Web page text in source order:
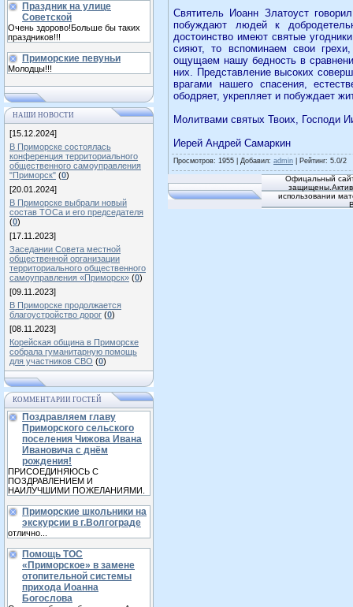
Праздник на улице
Советской
Очень здорово!Больше бы таких
праздников!!!
Приморские певуньи
Молодцы!!!
НАШИ НОВОСТИ
[15.12.2024]
В Приморске состоялась
конференция территориального
общественного самоуправления
"Приморск" (0)
[20.01.2024]
В Приморске выбрали новый
состав ТОСа и его председателя
(0)
[17.11.2023]
Заседании Совета местной
общественной организации
территориального общественного
самоуправления «Приморск» (0)
[09.11.2023]
В Приморске продолжается
благоустройство дорог (0)
[08.11.2023]
Корейская община в Приморске
собрала гуманитарную помощь
для участников СВО (0)
КОММЕНТАРИИ ГОСТЕЙ
Поздравляем главу
Приморского сельского
поселения Чижова Ивана
Ивановича с днём
рождения!
ПРИСОЕДИНЯЮСЬ С
ПОЗДРАВЛЕНИЕМ И
НАИЛУЧШИМИ ПОЖЕЛАНИЯМИ.
Приморские школьники на
экскурсии в г.Волгограде
отлично...
Помощь ТОС
«Приморское» в замене
отопительной системы
прихода Иоанна
Богослова
Святитель Иоанн Златоуст
побуждают людей к
достоинство имеют святые
сияют, то вспоминаем свои
ощущаем нашу бедность в
них. Представление высоких
врагами нашего спасения,
ободряет, укрепляет и побуждает
Молитвами святых Твоих, Господи
Иерей Андрей Самаркин
Просмотров: 1955 | Добавил: admin Рейтинг: 5.0/2
Офицальный
использовании